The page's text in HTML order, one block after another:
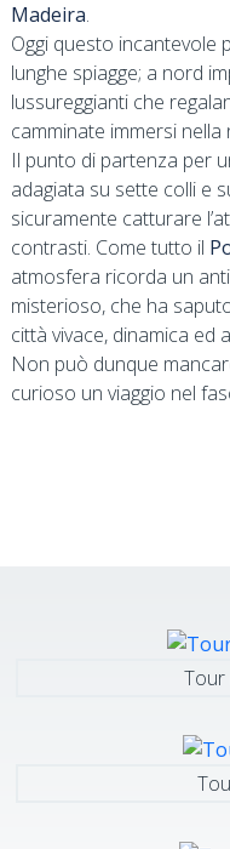
Madeira.
Oggi questo incantevole
lunghe spiagge; a nord
lussureggianti che
camminate immersi nella
Il punto di partenza per
adagiata su sette colli e
sicuramente catturare
contrasti. Come tutto il
atmosfera ricorda un
misterioso, che ha
città vivace, dinamica ed
Non può dunque
curioso un viaggio nel
Tour